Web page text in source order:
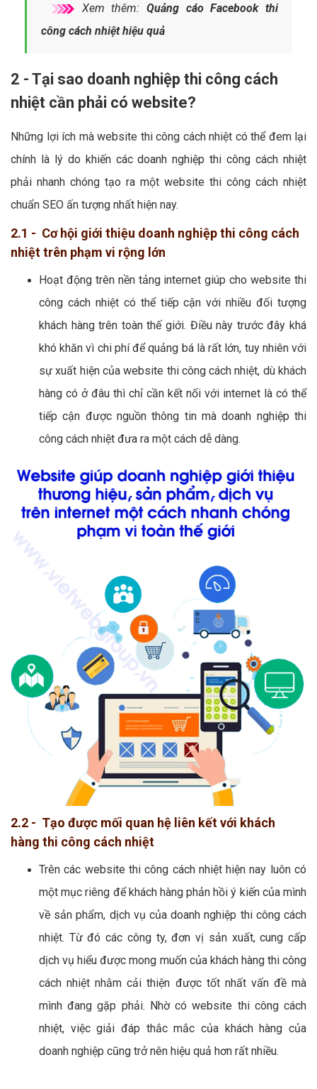
Xem thêm: Quảng cáo Facebook thi
công cách nhiệt hiệu quả
2 - Tại sao doanh nghiệp thi công cách
nhiệt cần phải có website?
Những lợi ích mà website thi công cách nhiệt có thể đem lại
chính là lý do khiến các doanh nghiệp thi công cách nhiệt
phải nhanh chóng tạo ra một website thi công cách nhiệt
chuẩn SEO ấn tượng nhất hiện nay.
2.1 - Cơ hội giới thiệu doanh nghiệp thi công cách
nhiệt trên phạm vi rộng lớn
Hoạt động trên nền tảng internet giúp cho website thi
công cách nhiệt có thể tiếp cận với nhiều đối tượng
khách hàng trên toàn thế giới. Điều này trước đây khá
khó khăn vì chi phí để quảng bá là rất lớn, tuy nhiên với
sự xuất hiện của website thi công cách nhiệt, dù khách
hàng có ở đâu thì chỉ cần kết nối với internet là có thể
tiếp cận được nguồn thông tin mà doanh nghiệp thi
công cách nhiệt đưa ra một cách dễ dàng.
2.2 - Tạo được mối quan hệ liên kết với khách
hàng thi công cách nhiệt
Trên các website thi công cách nhiệt hiện nay luôn có
một mục riêng để khách hàng phản hồi ý kiến của mình
về sản phẩm, dịch vụ của doanh nghiệp thi công cách
nhiệt. Từ đó các công ty, đơn vị sản xuất, cung cấp
dịch vụ hiểu được mong muốn của khách hàng thi công
cách nhiệt nhằm cải thiện được tốt nhất vấn đề mà
mình đang gặp phải. Nhờ có website thi công cách
nhiệt, việc giải đáp thắc mắc của khách hàng của
doanh nghiệp cũng trở nên hiệu quả hơn rất nhiều.